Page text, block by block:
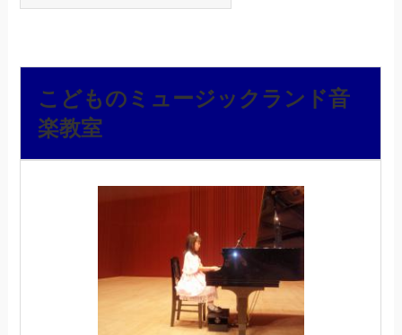
こどものミュージックランド音
楽教室